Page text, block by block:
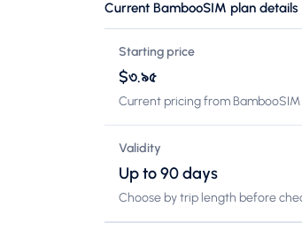
Current BambooSIM plan details
Starting price
$৩.৯৫
Current pricing from
Validity
Up to 90 days
Choose by trip length before